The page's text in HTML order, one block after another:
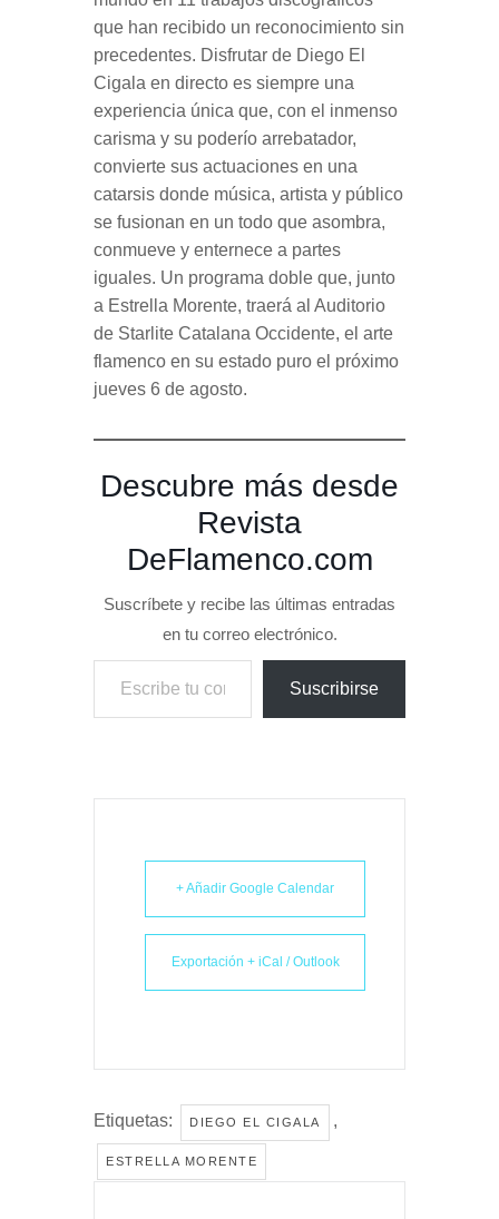
que han recibido un reconocimiento sin
precedentes. Disfrutar de Diego El
Cigala en directo es siempre una
experiencia única que, con el inmenso
carisma y su poderío arrebatador,
convierte sus actuaciones en una
catarsis donde música, artista y público
se fusionan en un todo que asombra,
conmueve y enternece a partes
iguales. Un programa doble que, junto
a Estrella Morente, traerá al Auditorio
de Starlite Catalana Occidente, el arte
flamenco en su estado puro el próximo
jueves 6 de agosto.
Descubre más desde
Revista
DeFlamenco.com
Suscríbete y recibe las últimas entradas
en tu correo electrónico.
Escribe tu correo electrónico…
Suscribirse
+ Añadir Google Calendar
Exportación + iCal / Outlook
Etiquetas: DIEGO EL CIGALA ,
ESTRELLA MORENTE